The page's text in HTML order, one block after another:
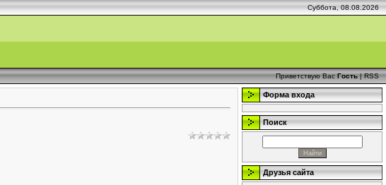
Суббота, 08.08.2026
Приветствую Вас Гость|RSS
Форма входа
Поиск
Друзья сайта